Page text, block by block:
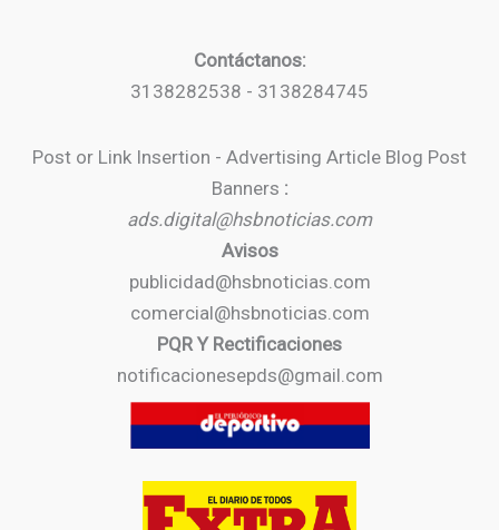
Contáctanos:
3138282538 - 3138284745
Post or Link Insertion - Advertising Article Blog Post
Banners :
ads.digital@hsbnoticias.com
Avisos
publicidad@hsbnoticias.com
comercial@hsbnoticias.com
PQR Y Rectificaciones
notificacionesepds@gmail.com